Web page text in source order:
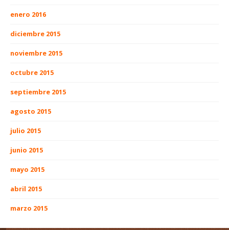
enero 2016
diciembre 2015
noviembre 2015
octubre 2015
septiembre 2015
agosto 2015
julio 2015
junio 2015
mayo 2015
abril 2015
marzo 2015